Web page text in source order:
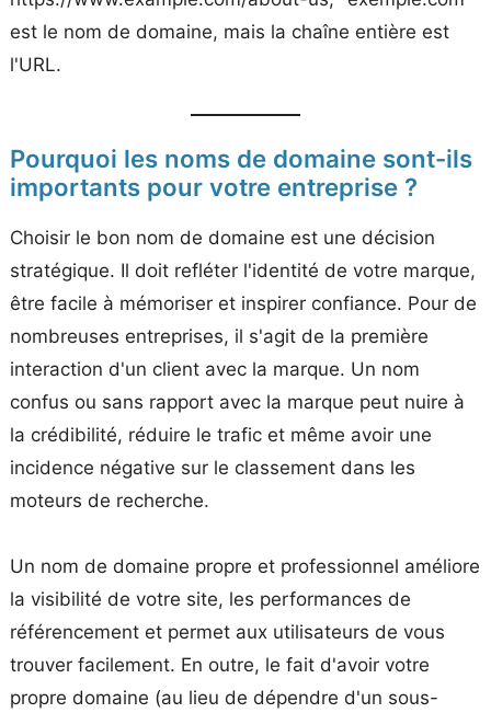
est le nom de domaine, mais la chaîne entière est
l'URL.
Pourquoi les noms de domaine sont-ils
importants pour votre entreprise ?
Choisir le bon nom de domaine est une décision
stratégique. Il doit refléter l'identité de votre marque,
être facile à mémoriser et inspirer confiance. Pour de
nombreuses entreprises, il s'agit de la première
interaction d'un client avec la marque. Un nom
confus ou sans rapport avec la marque peut nuire à
la crédibilité, réduire le trafic et même avoir une
incidence négative sur le classement dans les
moteurs de recherche.
Un nom de domaine propre et professionnel améliore
la visibilité de votre site, les performances de
référencement et permet aux utilisateurs de vous
trouver facilement. En outre, le fait d'avoir votre
propre domaine (au lieu de dépendre d'un sous-